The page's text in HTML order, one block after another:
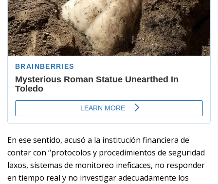
En ese sentido, acusó a la institución financiera de
contar con “protocolos y procedimientos de seguridad
laxos, sistemas de monitoreo ineficaces, no responder
en tiempo real y no investigar adecuadamente los